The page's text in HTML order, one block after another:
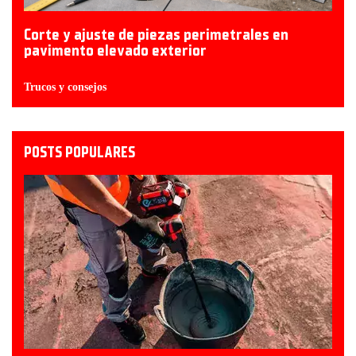
Corte y ajuste de piezas perimetrales en
pavimento elevado exterior
Trucos y consejos
POSTS POPULARES